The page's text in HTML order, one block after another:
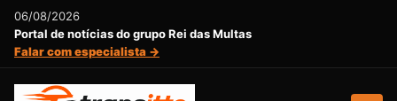
06/08/2026
Portal de notícias do grupo Rei das Multas
Falar com especialista →